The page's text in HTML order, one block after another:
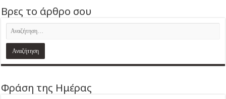
Βρες το άρθρο σου
Φράση της Ημέρας